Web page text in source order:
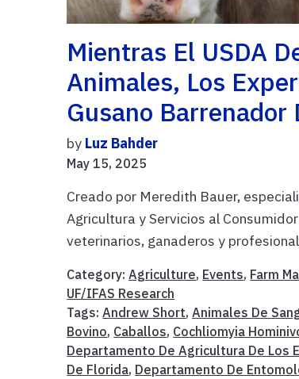
Mientras El USDA
Animales, Los
Gusano Barrenador
by Luz Bahder
May 15, 2025
Creado por Meredith Bauer,
Agricultura y Servicios al
veterinarios, ganaderos y
Category:Agriculture, Events, Farm
UF/IFAS Research
Tags:Andrew Short,Animales De
Bovino, Caballos, Cochliomyia
Departamento De Agricultura De Los
De Florida, Departamento De